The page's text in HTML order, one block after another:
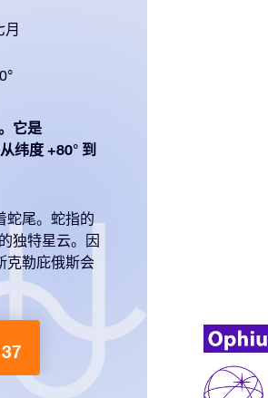
月
它是
纬度 +80° 到
蛇尾。蛇指的
独特星云。因
克勒庇俄斯会